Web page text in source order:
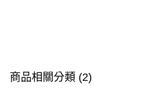
商品相關分類 (2)